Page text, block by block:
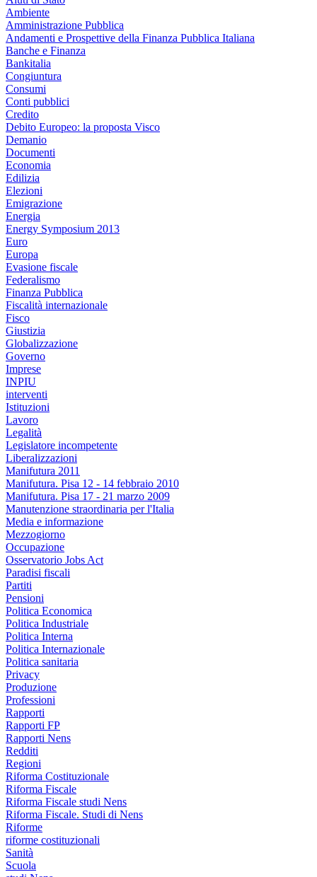
Ambiente
Amministrazione Pubblica
Andamenti e Prospettive della Finanza Pubblica Italiana
Banche e Finanza
Bankitalia
Congiuntura
Consumi
Conti pubblici
Credito
Debito Europeo: la proposta Visco
Demanio
Documenti
Economia
Edilizia
Elezioni
Emigrazione
Energia
Energy Symposium 2013
Euro
Europa
Evasione fiscale
Federalismo
Finanza Pubblica
Fiscalità internazionale
Fisco
Giustizia
Globalizzazione
Governo
Imprese
INPIU
interventi
Istituzioni
Lavoro
Legalità
Legislatore incompetente
Liberalizzazioni
Manifutura 2011
Manifutura. Pisa 12 - 14 febbraio 2010
Manifutura. Pisa 17 - 21 marzo 2009
Manutenzione straordinaria per l'Italia
Media e informazione
Mezzogiorno
Occupazione
Osservatorio Jobs Act
Paradisi fiscali
Partiti
Pensioni
Politica Economica
Politica Industriale
Politica Interna
Politica Internazionale
Politica sanitaria
Privacy
Produzione
Professioni
Rapporti
Rapporti FP
Rapporti Nens
Redditi
Regioni
Riforma Costituzionale
Riforma Fiscale
Riforma Fiscale studi Nens
Riforma Fiscale. Studi di Nens
Riforme
riforme costituzionali
Sanità
Scuola